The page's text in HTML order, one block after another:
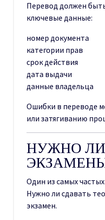
Перевод должен
ключевые данные:
номер документа
категории прав
срок действия
дата выдачи
данные владельца
Ошибки в переводе
или затягиванию
НУЖНО ЛИ
Один из самых
Нужно ли сдавать
экзамен.